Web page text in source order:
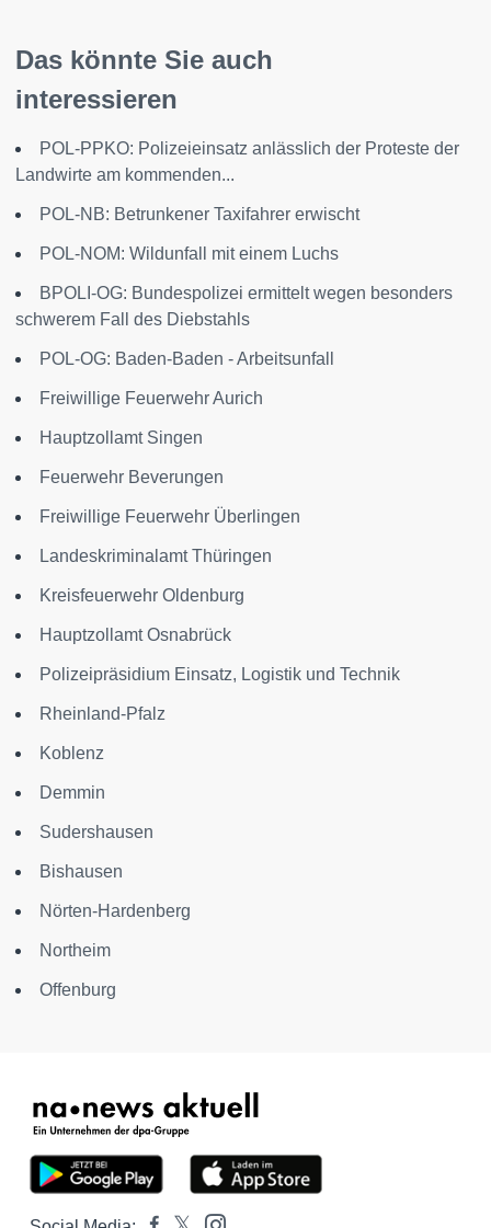
Das könnte Sie auch
interessieren
POL-PPKO: Polizeieinsatz anlässlich der Proteste der
Landwirte am kommenden...
POL-NB: Betrunkener Taxifahrer erwischt
POL-NOM: Wildunfall mit einem Luchs
BPOLI-OG: Bundespolizei ermittelt wegen besonders
schwerem Fall des Diebstahls
POL-OG: Baden-Baden - Arbeitsunfall
Freiwillige Feuerwehr Aurich
Hauptzollamt Singen
Feuerwehr Beverungen
Freiwillige Feuerwehr Überlingen
Landeskriminalamt Thüringen
Kreisfeuerwehr Oldenburg
Hauptzollamt Osnabrück
Polizeipräsidium Einsatz, Logistik und Technik
Rheinland-Pfalz
Koblenz
Demmin
Sudershausen
Bishausen
Nörten-Hardenberg
Northeim
Offenburg